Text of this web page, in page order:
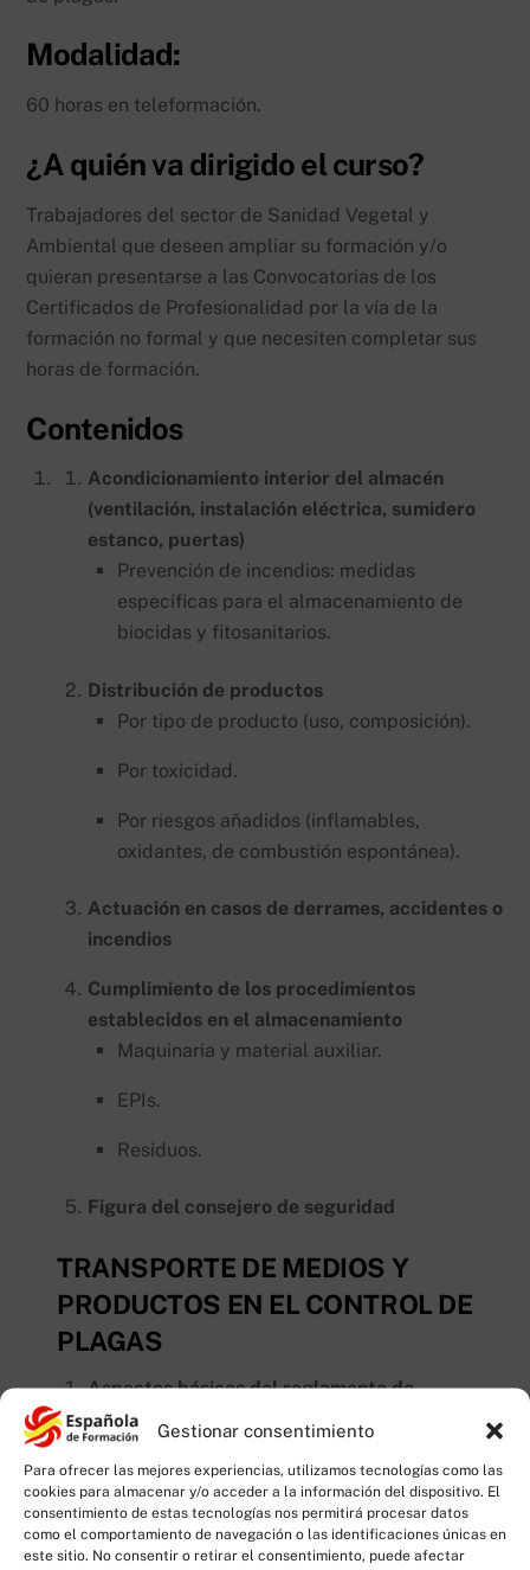
Gestionar consentimiento
Para ofrecer las mejores experiencias, utilizamos tecnologías como las
cookies para almacenar y/o acceder a la información del dispositivo. El
consentimiento de estas tecnologías nos permitirá procesar datos
como el comportamiento de navegación o las identificaciones únicas en
este sitio. No consentir o retirar el consentimiento, puede afectar
Modalidad:
60 horas en teleformación.
¿A quién va dirigido el curso?
Trabajadores del sector de Sanidad Vegetal y
Ambiental que deseen ampliar su formación y/o
quieran presentarse a las Convocatorias de los
Certificados de Profesionalidad por la vía de la
formación no formal y que necesiten completar sus
horas de formación.
Contenidos
Acondicionamiento interior del almacén
(ventilación, instalación eléctrica, sumidero
estanco, puertas)
Prevención de incendios: medidas
específicas para el almacenamiento de
biocidas y fitosanitarios.
Distribución de productos
Por tipo de producto (uso, composición).
Por toxicidad.
Por riesgos añadidos (inflamables,
oxidantes, de combustión espontánea).
Actuación en casos de derrames, accidentes o
incendios
Cumplimiento de los procedimientos
establecidos en el almacenamiento
Maquinaria y material auxiliar.
EPIs.
Residuos.
Figura del consejero de seguridad
TRANSPORTE DE MEDIOS Y
PRODUCTOS EN EL CONTROL DE
PLAGAS
Aspectos básicos del reglamento de
transporte por carretera de mercancías
peligrosas aplicado a vehículos destinados al
control de plagas
Tipo y características de los vehículos.
Labores de mantenimiento y limpieza de